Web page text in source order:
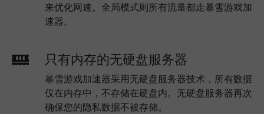
来优化网速。全局模式则所有流量都走暴雪游戏加
速器。
只有内存的无硬盘服务器
暴雪游戏加速器采用无硬盘服务器技术，所有数据
仅在内存中，不存储在硬盘内。无硬盘服务器再次
确保您的隐私数据不被存储。